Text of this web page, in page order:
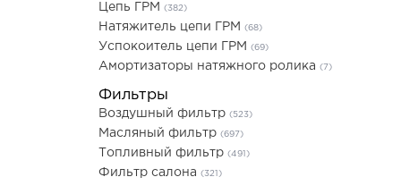
Цепь ГРМ (382)
Натяжитель цепи ГРМ (68)
Успокоитель цепи ГРМ (69)
Амортизаторы натяжного ролика (7)
Фильтры
Воздушный фильтр (523)
Масляный фильтр (697)
Топливный фильтр (491)
Фильтр салона (321)